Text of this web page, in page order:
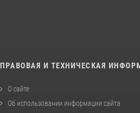
ПРАВОВАЯ И ТЕХНИЧЕСКАЯ
О сайте
Об использовании информации сайта